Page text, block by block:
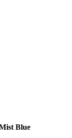
Blue